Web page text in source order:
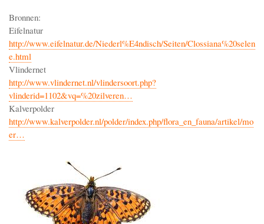
Bronnen:
Eifelnatur
http://www.eifelnatur.de/Niederl%E4ndisch/Seiten/Clossiana%20selen
e.html
Vlindernet
http://www.vlindernet.nl/vlindersoort.php?
vlinderid=1102&vq=%20zilveren…
Kalverpolder
http://www.kalverpolder.nl/polder/index.php/flora_en_fauna/artikel/mo
er…